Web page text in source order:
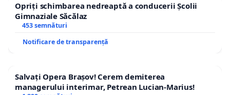
Opriți schimbarea nedreaptă a conducerii Școlii
Gimnaziale Săcălaz
453 semnături
Notificare de transparență
Salvați Opera Brașov! Cerem demiterea
managerului interimar, Petrean Lucian-Marius!